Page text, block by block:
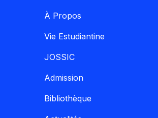
À Propos
Vie Estudiantine
JOSSIC
Admission
Bibliothèque